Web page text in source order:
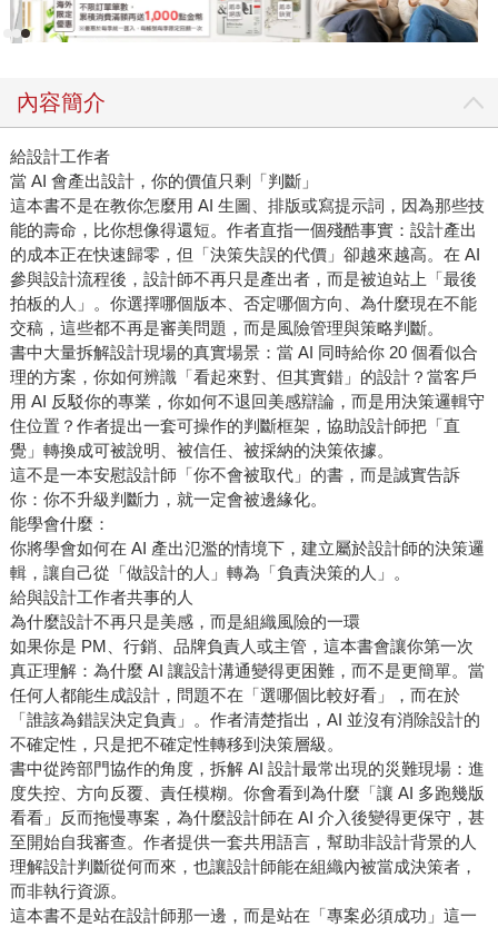
內容簡介
給設計工作者
當 AI 會產出設計，你的價值只剩「判斷」
這本書不是在教你怎麼用 AI 生圖、排版或寫提示詞，因為那些技
能的壽命，比你想像得還短。作者直指一個殘酷事實：設計產出
的成本正在快速歸零，但「決策失誤的代價」卻越來越高。在 AI
參與設計流程後，設計師不再只是產出者，而是被迫站上「最後
拍板的人」。你選擇哪個版本、否定哪個方向、為什麼現在不能
交稿，這些都不再是審美問題，而是風險管理與策略判斷。
書中大量拆解設計現場的真實場景：當 AI 同時給你 20 個看似合
理的方案，你如何辨識「看起來對、但其實錯」的設計？當客戶
用 AI 反駁你的專業，你如何不退回美感辯論，而是用決策邏輯守
住位置？作者提出一套可操作的判斷框架，協助設計師把「直
覺」轉換成可被說明、被信任、被採納的決策依據。
這不是一本安慰設計師「你不會被取代」的書，而是誠實告訴
你：你不升級判斷力，就一定會被邊緣化。
能學會什麼：
你將學會如何在 AI 產出氾濫的情境下，建立屬於設計師的決策邏
輯，讓自己從「做設計的人」轉為「負責決策的人」。
給與設計工作者共事的人
為什麼設計不再只是美感，而是組織風險的一環
如果你是 PM、行銷、品牌負責人或主管，這本書會讓你第一次
真正理解：為什麼 AI 讓設計溝通變得更困難，而不是更簡單。當
任何人都能生成設計，問題不在「選哪個比較好看」，而在於
「誰該為錯誤決定負責」。作者清楚指出，AI 並沒有消除設計的
不確定性，只是把不確定性轉移到決策層級。
書中從跨部門協作的角度，拆解 AI 設計最常出現的災難現場：進
度失控、方向反覆、責任模糊。你會看到為什麼「讓 AI 多跑幾版
看看」反而拖慢專案，為什麼設計師在 AI 介入後變得更保守，甚
至開始自我審查。作者提供一套共用語言，幫助非設計背景的人
理解設計判斷從何而來，也讓設計師能在組織內被當成決策者，
而非執行資源。
這本書不是站在設計師那一邊，而是站在「專案必須成功」這一